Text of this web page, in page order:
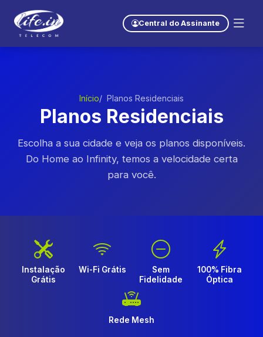
Central do Assinante
Início Planos Residenciais
Planos Residenciais
Escolha a sua cidade e veja os planos disponíveis.
Do Home ao Infinity, temos a velocidade certa
para você.
Instalação
Grátis
Wi-Fi Grátis
Sem
Fidelidade
100% Fibra
Óptica
Rede Mesh